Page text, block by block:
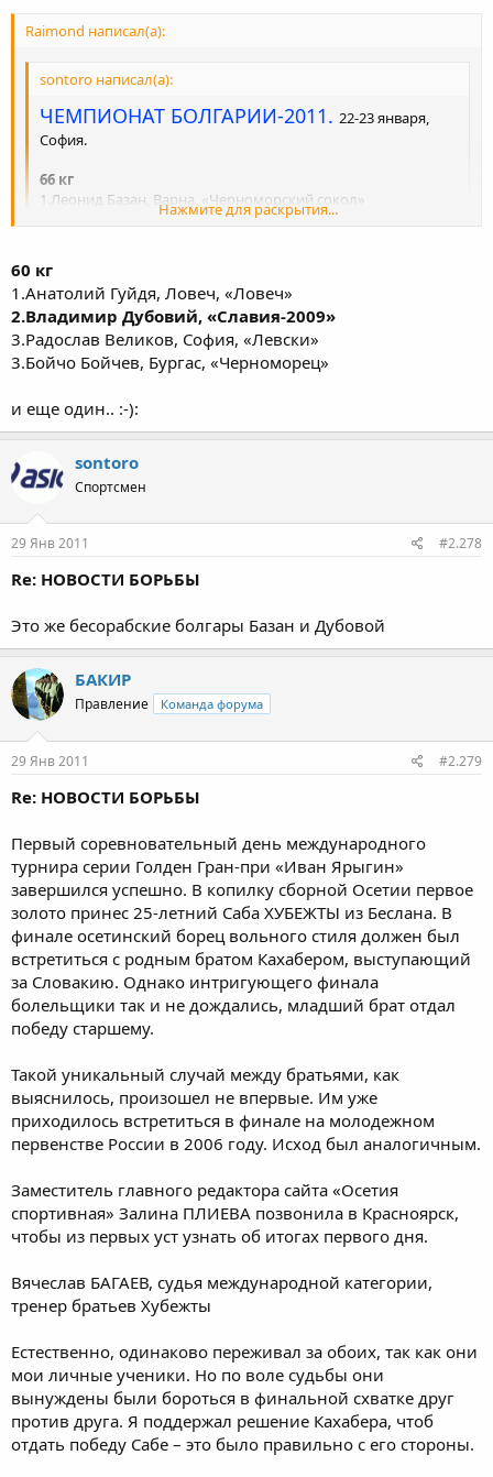
Raimond написал(а):
sontoro написал(а):
ЧЕМПИОНАТ БОЛГАРИИ-2011. 22-23 января,
София.
66 кг
1.Леонид Базан, Варна, «Черноморский сокол»
Нажмите для раскрытия...
60 кг
1.Анатолий Гуйдя, Ловеч, «Ловеч»
2.Владимир Дубовий, «Славия-2009»
3.Радослав Великов, София, «Левски»
3.Бойчо Бойчев, Бургас, «Черноморец»
и еще один.. :-):
sontoro
Спортсмен
29 Янв 2011 #2.278
Re: НОВОСТИ БОРЬБЫ
Это же бесорабские болгары Базан и Дубовой
БАКИР
Правление Команда форума
29 Янв 2011 #2.279
Re: НОВОСТИ БОРЬБЫ
Первый соревновательный день международного
турнира серии Голден Гран-при «Иван Ярыгин»
завершился успешно. В копилку сборной Осетии первое
золото принес 25-летний Саба ХУБЕЖТЫ из Беслана. В
финале осетинский борец вольного стиля должен был
встретиться с родным братом Кахабером, выступающий
за Словакию. Однако интригующего финала
болельщики так и не дождались, младший брат отдал
победу старшему.
Такой уникальный случай между братьями, как
выяснилось, произошел не впервые. Им уже
приходилось встретиться в финале на молодежном
первенстве России в 2006 году. Исход был аналогичным.
Заместитель главного редактора сайта «Осетия
спортивная» Залина ПЛИЕВА позвонила в Красноярск,
чтобы из первых уст узнать об итогах первого дня.
Вячеслав БАГАЕВ, судья международной категории,
тренер братьев Хубежты
Естественно, одинаково переживал за обоих, так как они
мои личные ученики. Но по воле судьбы они
вынуждены были бороться в финальной схватке друг
против друга. Я поддержал решение Кахабера, чтоб
отдать победу Сабе – это было правильно с его стороны.